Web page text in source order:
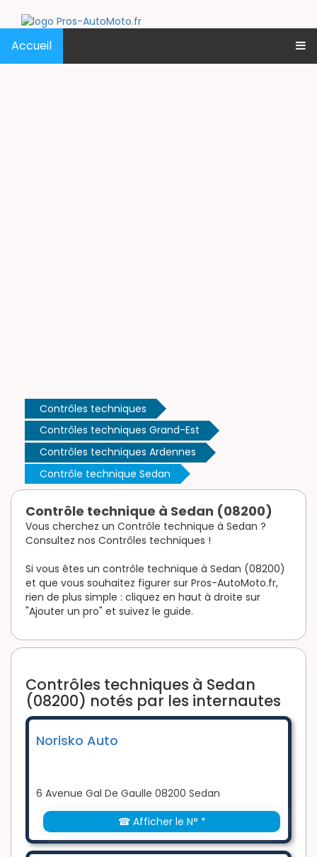
Accueil
Contrôles techniques
Contrôles techniques Grand-Est
Contrôles techniques Ardennes
Contrôle technique Sedan
Contrôle technique à Sedan (08200)
Vous cherchez un Contrôle technique à Sedan ?
Consultez nos Contrôles techniques !
Si vous êtes un contrôle technique à Sedan (08200)
et que vous souhaitez figurer sur Pros-AutoMoto.fr,
rien de plus simple : cliquez en haut à droite sur
"Ajouter un pro" et suivez le guide.
Contrôles techniques à Sedan
(08200) notés par les internautes
Norisko Auto
6 Avenue Gal De Gaulle 08200 Sedan
☎ Afficher le N° *